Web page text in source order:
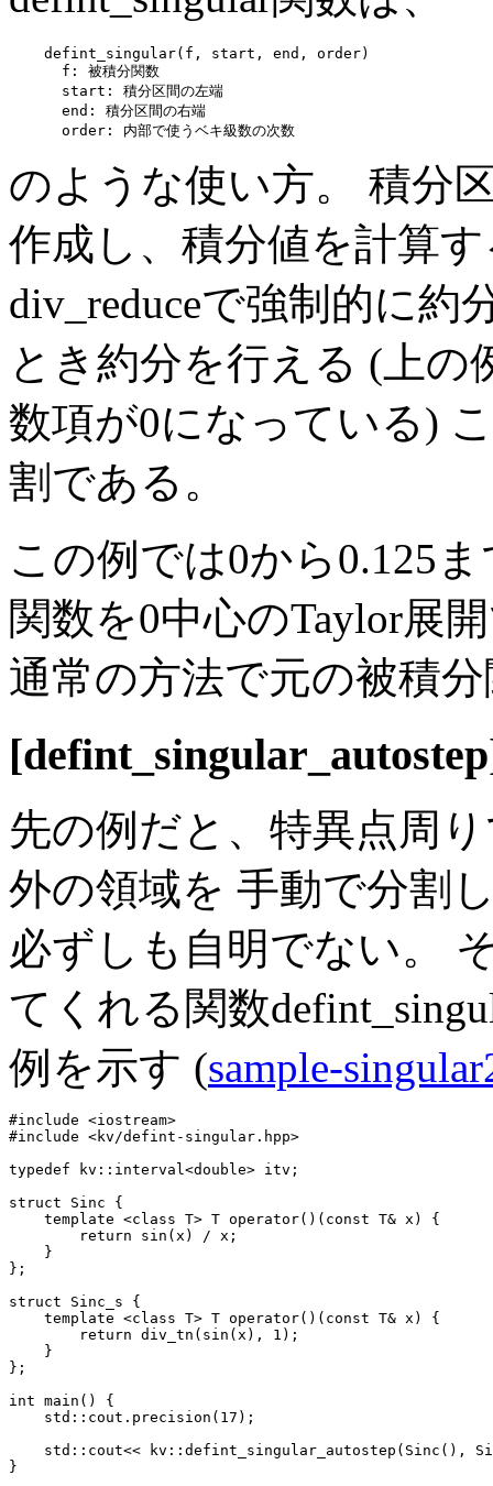
    defint_singular(f, start, end, order)
      f: 被積分関数
      start: 積分区間の左端
      end: 積分区間の右端
のような使い方。 積分
作成し、積分値を計算
div_reduceで強制的に約
とき約分を行える (上の
数項が0になっている)
割である。
この例では0から0.125
関数を0中心のTaylor展
通常の方法で元の被積
先の例だと、特異点周
外の領域を 手動で分割
必ずしも自明でない。
てくれる関数
例を示す (sample-
#include <iostream>
#include <kv/defint-singular.hpp>
typedef kv::interval<double> itv;
struct Sinc {
    template <class T> T operator()(const T& x) {
        return sin(x) / x;
    }
};
struct Sinc_s {
    template <class T> T operator()(const T& x) {
        return div_tn(sin(x), 1);
    }
};
int main() {
    std::cout.precision(17);
std::cout<< kv::defint_singular_autostep(Sinc(),